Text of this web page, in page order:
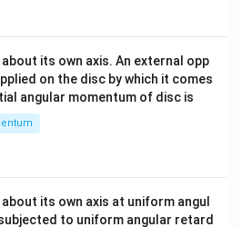
its own axis. An external opp
on the disc by which it comes
angular momentum of disc is
its own axis at uniform angul
to uniform angular retard